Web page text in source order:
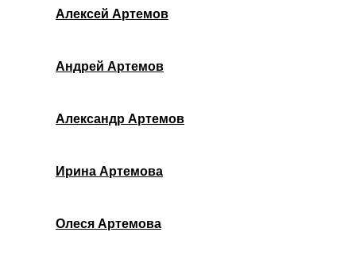
Алексей Артемов
Андрей Артемов
Александр Артемов
Ирина Артемова
Олеся Артемова